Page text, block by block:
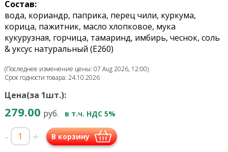
Состав:
вода, кориандр, паприка, перец чили, куркума,
корица, пажитник, масло хлопковое, мука
кукурузная, горчица, тамаринд, имбирь, чеснок, соль
& уксус натуральный (E260)
(Последнее изменение цены: 07 Aug 2026, 12:00)
Срок годности товара: 24.10.2026
Цена(за 1шт.):
279.00 руб. в т.ч. НДС 5%
- + В корзину